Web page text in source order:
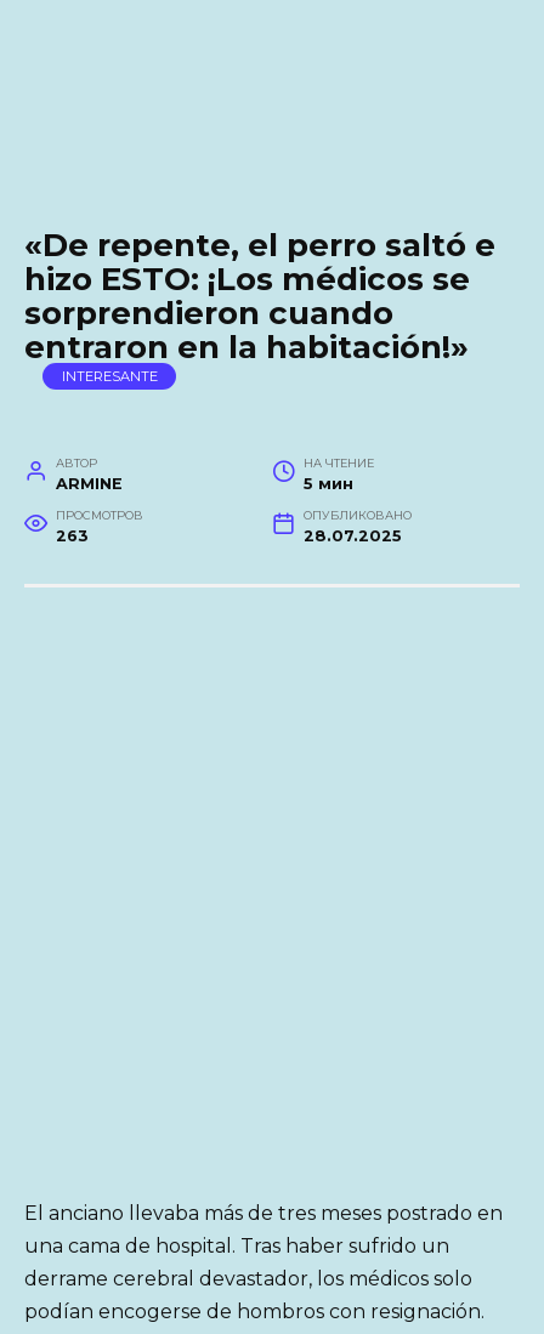
«De repente, el perro saltó e
hizo ESTO: ¡Los médicos se
sorprendieron cuando
entraron en la habitación!»
INTERESANTE
АВТОР
ARMINE
НА ЧТЕНИЕ
5 мин
ПРОСМОТРОВ
263
ОПУБЛИКОВАНО
28.07.2025
El anciano llevaba más de tres meses postrado en
una cama de hospital. Tras haber sufrido un
derrame cerebral devastador, los médicos solo
podían encogerse de hombros con resignación.